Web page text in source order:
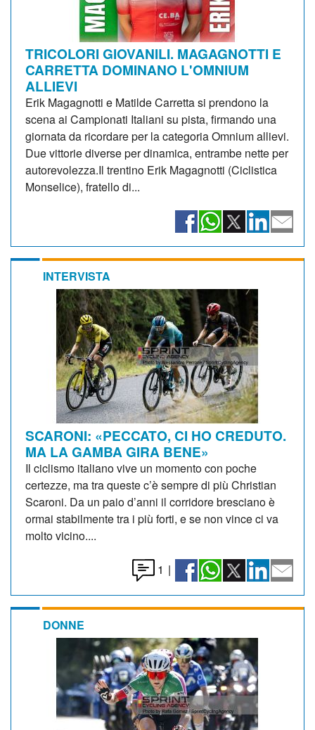
TRICOLORI GIOVANILI. MAGAGNOTTI E
CARRETTA DOMINANO L'OMNIUM
ALLIEVI
Erik Magagnotti e Matilde Carretta si prendono la
scena ai Campionati Italiani su pista, firmando una
giornata da ricordare per la categoria Omnium allievi.
Due vittorie diverse per dinamica, entrambe nette per
autorevolezza.Il trentino Erik Magagnotti (Ciclistica
Monselice), fratello di...
INTERVISTA
SCARONI: «PECCATO, CI HO CREDUTO.
MA LA GAMBA GIRA BENE»
Il ciclismo italiano vive un momento con poche
certezze, ma tra queste c’è sempre di più Christian
Scaroni. Da un paio d’anni il corridore bresciano è
ormai stabilmente tra i più forti, e se non vince ci va
molto vicino....
1 |
DONNE